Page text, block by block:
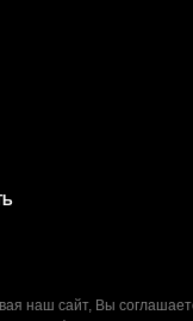
наш сайт, Вы